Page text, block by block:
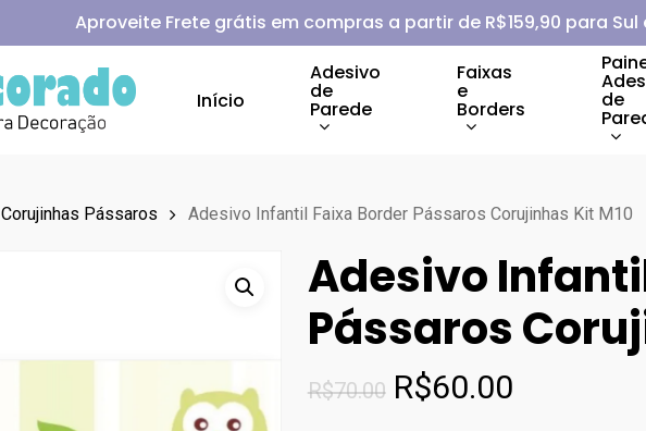
Aproveite Frete grátis em compras a partir de R$159,90 para Sul
Início
Adesivo
de
Parede
Faixas
e
Borders de
Corujinhas Pássaros Adesivo Infantil Faixa Border Pássaros Corujinhas Kit M10
Adesivo
Pássaros
R$70.00 O
R$60.00O